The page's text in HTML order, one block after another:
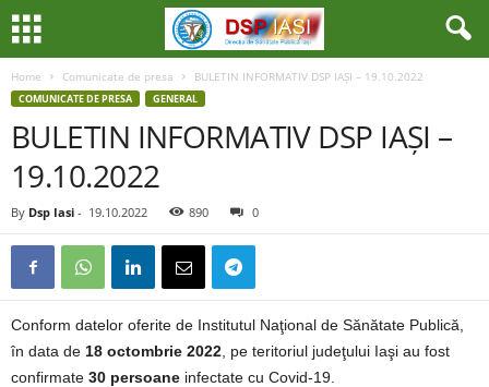
Home Comunicate de presa BULETIN INFORMATIV DSP IAȘI – 19.10.2022
COMUNICATE DE PRESA GENERAL
BULETIN INFORMATIV DSP IAȘI –
19.10.2022
By Dsp Iasi - 19.10.2022 890 0
Conform datelor oferite de Institutul Naţional de Sănătate Publică,
în data de 18 octombrie 2022 , pe teritoriul judeţului Iaşi au fost
confirmate 30 persoane infectate cu Covid-19.